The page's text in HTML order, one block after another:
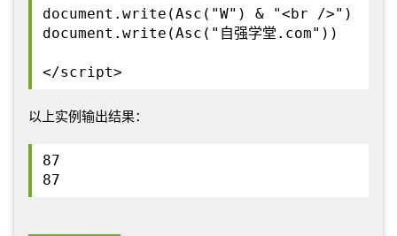
document.write(Asc("W") & "<br />")
document.write(Asc("自强学堂.com"))
</script>
以上实例输出结果：
87
87